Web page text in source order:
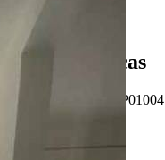
Características
Referência: AP01004